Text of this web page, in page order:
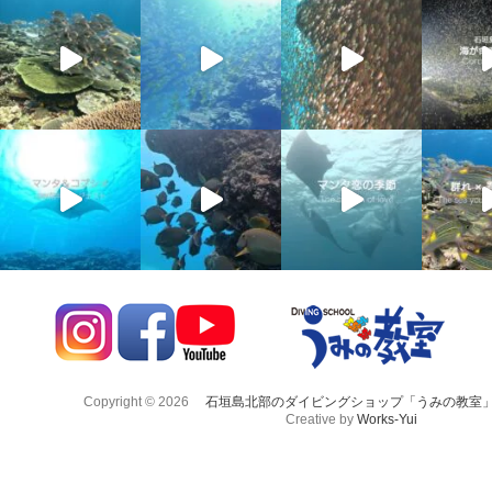
Copyright © 2026
石垣島北部のダイビングショップ「うみの教室
Creative by Works-Yui